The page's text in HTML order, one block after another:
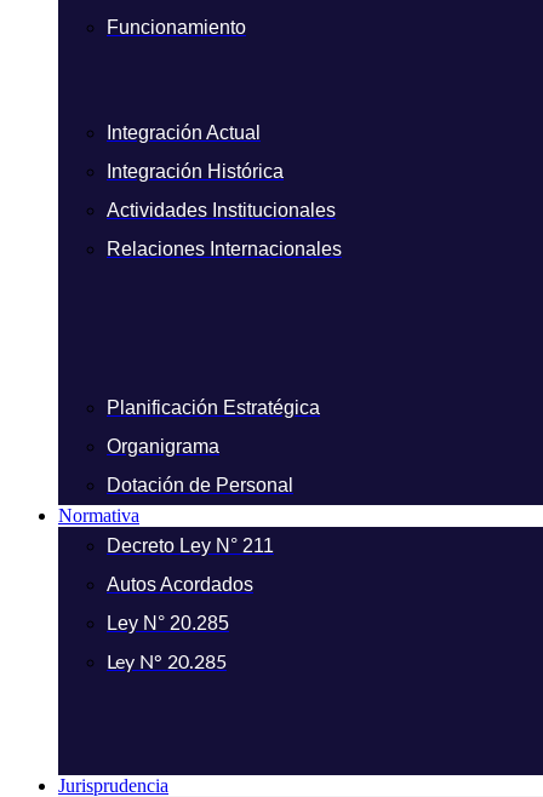
Funcionamiento
Integración Actual
Integración Histórica
Actividades Institucionales
Relaciones Internacionales
Planificación Estratégica
Organigrama
Dotación de Personal
Normativa
Decreto Ley N° 211
Autos Acordados
Ley N° 20.285
Ley N° 20.285
Jurisprudencia